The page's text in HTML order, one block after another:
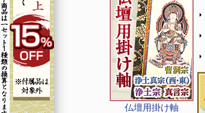
仏壇用掛け軸